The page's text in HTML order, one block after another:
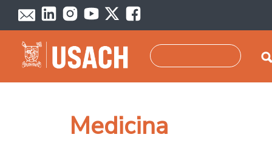
Pasar al contenido principal
Medicina